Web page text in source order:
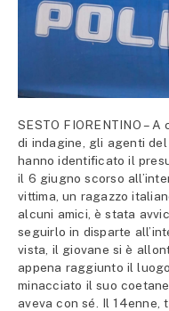
SESTO FIORENTINO –
di indagine, gli agenti
hanno identificato il
il 6 giugno scorso
vittima, un ragazzo
alcuni amici, è stata
seguirlo in disparte
vista, il giovane si è
appena raggiunto il
minacciato il suo
aveva con sé. Il 14enne,